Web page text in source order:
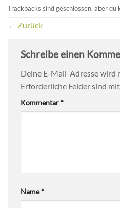
Trackbacks sind geschlossen, aber du
← Zurück
Schreibe einen
Deine E-Mail-Adresse
Erforderliche Felder sind mit
Kommentar*
Name*